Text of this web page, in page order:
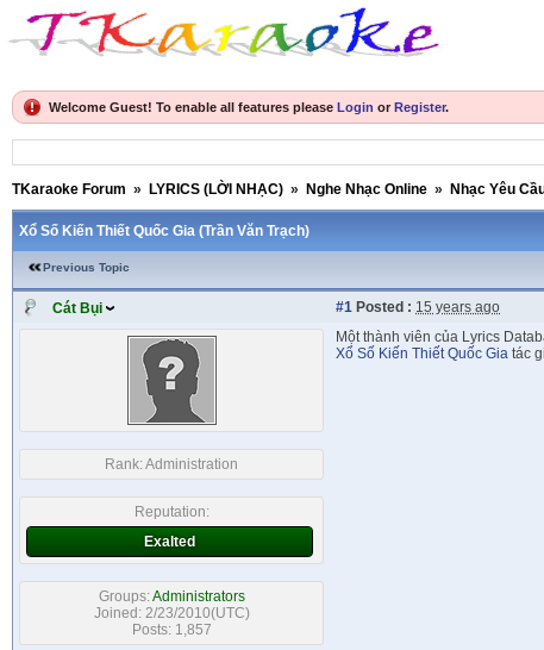
Welcome Guest! To enable all features please Login or Register.
TKaraoke Forum » LYRICS (LỜI NHẠC) » Nghe Nhạc Online » Nhạc Yêu
Xổ Số Kiến Thiết Quốc Gia (Trần Văn Trạch)
Previous Topic
Cát Bụi #1 Posted : 15 years ago
Rank:Administration
Reputation:
Exalted
Groups:Administrators
Joined: 2/23/2010(UTC)
Posts: 1,857
Một thành viên của Lyrics
Xổ Số Kiến Thiết Quốc Gia tác